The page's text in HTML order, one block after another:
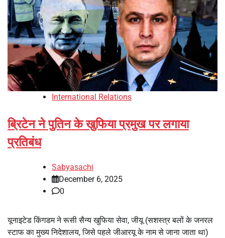
International Relations
ब्रिटेन ने पुतिन के खुफिया प्रमुख पर लगाया
प्रतिबंध
Sabyasachi
December 6, 2025
0
यूनाइटेड किंगडम ने रूसी सैन्य खुफिया सेवा, जीयू (सशस्त्र बलों के जनरल
स्टाफ का मुख्य निदेशालय, जिसे पहले जीआरयू के नाम से जाना जाता था)